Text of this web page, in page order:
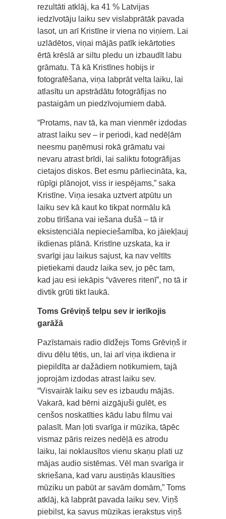
rezultāti atklāj, ka 41 % Latvijas
iedzīvotāju laiku sev vislabprātāk pavada
lasot, un arī Kristīne ir viena no viņiem. Lai
uzlādētos, viņai mājās patīk iekārtoties
ērtā krēslā ar siltu pledu un izbaudīt labu
grāmatu. Tā kā Kristīnes hobijs ir
fotografēšana, viņa labprāt velta laiku, lai
atlasītu un apstrādātu fotogrāfijas no
pastaigām un piedzīvojumiem dabā.
“Protams, nav tā, ka man vienmēr izdodas
atrast laiku sev – ir periodi, kad nedēļām
neesmu paņēmusi rokā grāmatu vai
nevaru atrast brīdi, lai saliktu fotogrāfijas
cietajos diskos. Bet esmu pārliecināta, ka,
rūpīgi plānojot, viss ir iespējams,” saka
Kristīne. Viņa iesaka uztvert atpūtu un
laiku sev kā kaut ko tikpat normālu kā
zobu tīrīšana vai iešana dušā – tā ir
eksistenciāla nepieciešamība, ko jāiekļauj
ikdienas plānā. Kristīne uzskata, ka ir
svarīgi jau laikus sajust, ka nav veltīts
pietiekami daudz laika sev, jo pēc tam,
kad jau esi iekāpis “vāveres ritenī”, no tā ir
divtik grūti tikt laukā.
Toms Grēviņš telpu sev ir ierīkojis
garāžā
Pazīstamais radio dīdžejs Toms Grēviņš ir
divu dēlu tētis, un, lai arī viņa ikdiena ir
piepildīta ar dažādiem notikumiem, tajā
joprojām izdodas atrast laiku sev.
“Visvairāk laiku sev es izbaudu mājās.
Vakarā, kad bērni aizgājuši gulēt, es
cenšos noskatīties kādu labu filmu vai
palasīt. Man ļoti svarīga ir mūzika, tāpēc
vismaz pāris reizes nedēļā es atrodu
laiku, lai noklausītos vienu skaņu plati uz
mājas audio sistēmas. Vēl man svarīga ir
skriešana, kad varu austiņās klausīties
mūziku un pabūt ar savām domām,” Toms
atklāj, kā labprāt pavada laiku sev. Viņš
piebilst, ka savus mūzikas ierakstus viņš